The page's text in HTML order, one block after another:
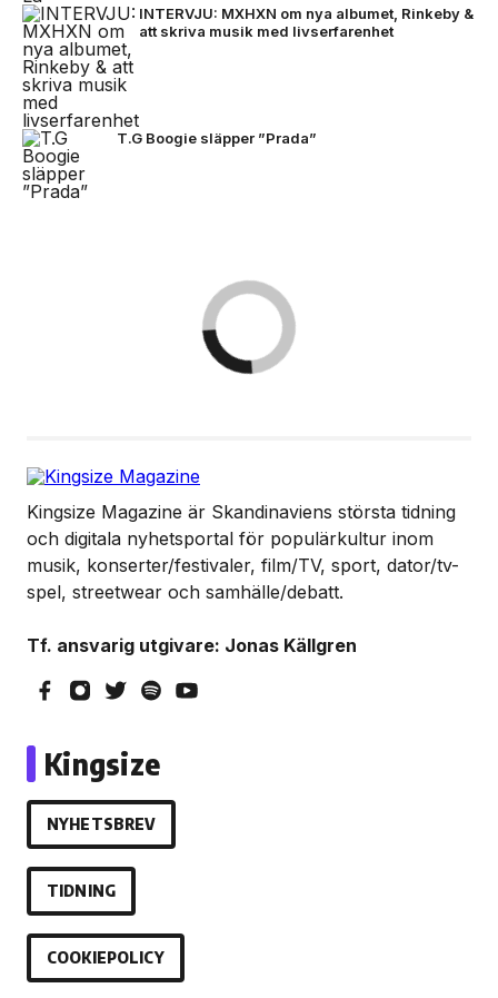
INTERVJU: MXHXN om nya albumet, Rinkeby &
att skriva musik med livserfarenhet
T.G Boogie släpper ”Prada”
Kingsize Magazine är Skandinaviens största tidning
och digitala nyhetsportal för populärkultur inom
musik, konserter/festivaler, film/TV, sport, dator/tv-
spel, streetwear och samhälle/debatt.
Tf. ansvarig utgivare: Jonas Källgren
Kingsize
NYHETSBREV
TIDNING
COOKIEPOLICY